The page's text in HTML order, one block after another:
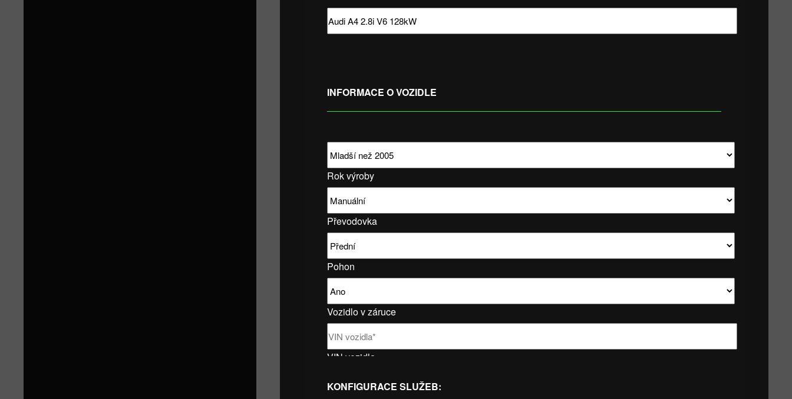
INFORMACE O VOZIDLE
Rok výroby
Převodovka
Pohon
Vozidlo v záruce
VIN vozidla
KONFIGURACE SLUŽEB: